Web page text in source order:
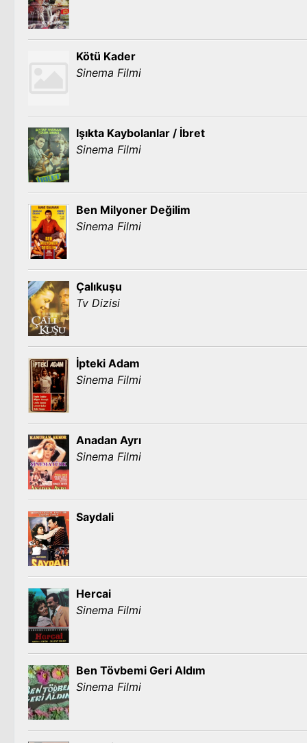
Kötü Kader
Sinema Filmi
Işıkta Kaybolanlar / İbret
Sinema Filmi
Ben Milyoner Değilim
Sinema Filmi
Çalıkuşu
Tv Dizisi
İpteki Adam
Sinema Filmi
Anadan Ayrı
Sinema Filmi
Saydali
Hercai
Sinema Filmi
Ben Tövbemi Geri Aldım
Sinema Filmi